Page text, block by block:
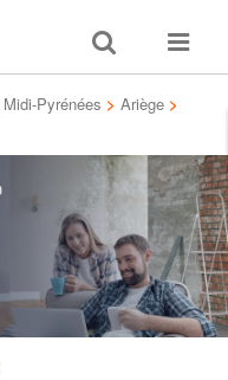
Toggle
search
Toggle
Midi-Pyrénées > Ariège >